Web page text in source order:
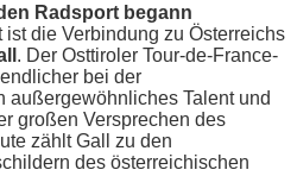
Radsport begann
die Verbindung zu Österreichs
. Der Osttiroler Tour-de-France-
bei der
außergewöhnliches Talent und
großen Versprechen des
zählt Gall zu den
des österreichischen